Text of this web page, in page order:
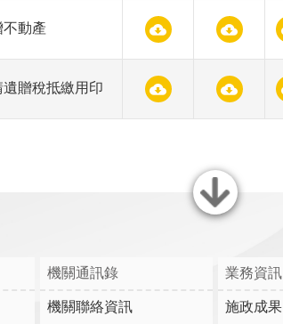
不動產
遺贈稅抵繳用印
關閉
機關通訊錄
機關聯絡資訊
業務資訊
施政成果